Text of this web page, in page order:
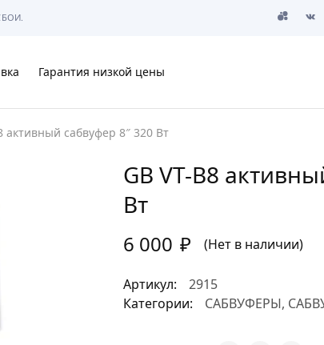
Гарантия низкой цены
активный сабвуфер 8″ 320 Вт
GB VT-B8
Вт
6 000 ₽ (Нет в наличии)
Артикул:
2915
Категории:
САБВУФЕРЫ,